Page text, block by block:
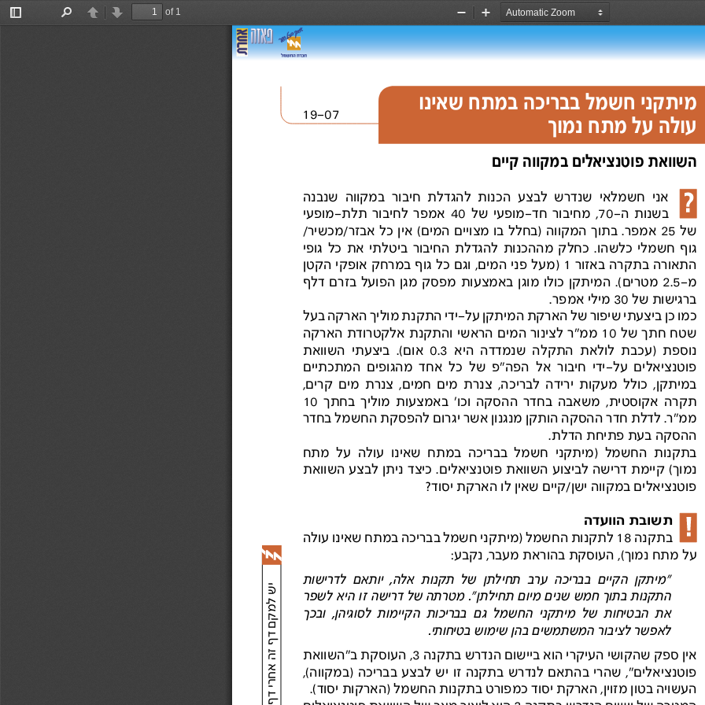
Toggle
PreviousNext
of 1
Zoom
Zoom
מיתקני חשמל בבריכה במתח שאינו
עולהעלמתחנמוך
19-07
השוואתפוטנציאליםבמקווהקיים
אני  חשמלאי  שנדרש  לבצע  הכנות  להגדלת  חיבור  במקווה  שנבנה
40 ,  מחיבור  חד-מופעי  של 70
בשנות  ה-
אמפר. בתוך  המקווה  )בחלל  בו מצויים  המים(  אין כל  אבזר/מכשיר/ 25 של
גוף  חשמלי  כלשהו.  כחלק  מההכנות  להגדלת  החיבור  ביטלתי  את  כל  גופי
)מעל פני המים, וגם כל גוף במרחק אופקי הקטן 1 התאורה בתקרה באזור
2.5
מ-
מילי אמפר. 30 ברגישות של
כמו כן ביצעתי שיפור של הארקת המיתקן על-ידי התקנת מוליך הארקה בעל
ממ"ר לצינור המים הראשי והתקנת אלקטרודת הארקה 10 שטח חתך של
0.3 נוספת  )עכבת  לולאת  התקלה  שנמדדה  היא
פוטנציאלים  על-ידי  חיבור  אל  הפה"פ  של  כל  אחד  מהגופים  המתכתיים
במיתקן,  כולל  מעקות  ירידה  לבריכה,  צנרת  מים  חמים,  צנרת  מים  קרים,
10 תקרה  אקוסטית,  משאבה  בחדר  ההסקה  וכו'  באמצעות  מוליך  בחתך
ממ"ר. לדלת חדר ההסקה הותקן מנגנון אשר יגרום להפסקת החשמל בחדר
ההסקה בעת פתיחת הדלת.
בתקנות  החשמל  )מיתקני  חשמל  בבריכה  במתח  שאינו  עולה  על  מתח
נמוך( קיימת דרישה לביצוע השוואת פוטנציאלים. כיצד ניתן לבצע השוואת
פוטנציאלים במקווה ישן/קיים שאין לו הארקת יסוד?
תשובתהוועדה
לתקנות החשמל )מיתקני חשמל בבריכה במתח שאינו עולה 18 בתקנה
על מתח נמוך(, העוסקת בהוראת מעבר, נקבע:
"מיתקן הקיים בבריכה ערב תחילתן של תקנות אלה, יותאם לדרישות
התקנותבתוךחמששניםמיוםתחילתן".מטרתהשלדרישהזוהיאלשפר
את הבטיחות של מיתקני החשמל גם בבריכות הקיימות לסוגיהן, ובכך
לאפשרלציבורהמשתמשיםבהןשימושבטיחותי.
, העוסקת ב"השוואת 3 אין ספק שהקושי העיקרי הוא ביישום הנדרש בתקנה
פוטנציאלים",  שהרי  בהתאם  לנדרש  בתקנה  זו  יש  לבצע  בבריכה  )במקווה(,
העשויה בטון מזוין, הארקת יסוד כמפורט בתקנות החשמל )הארקות יסוד(.
יש למקם דף זה אחרי דף